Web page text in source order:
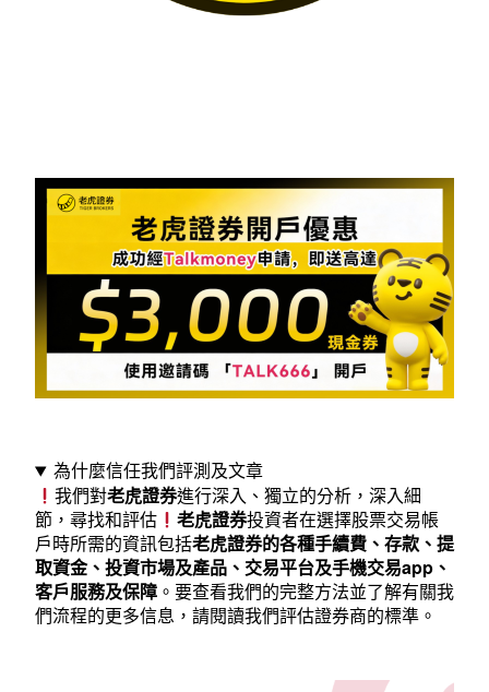
障、
香
港
防
詐
中
為什麼信任我們評測及文章
我們對老虎證券進行深入、獨立的分析，深入細
節，尋找和評估
老虎證券投資者在選擇股票交易帳
戶時所需的資訊包括老虎證券的各種手續費、存款、提
取資金、投資市場及產品、交易平台及手機交易app、
客戶服務及保障 。要查看我們的完整方法並了解有關我
們流程的更多信息， 請閱讀我們評估證券商的標準 。